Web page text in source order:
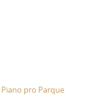
Piano pro Parque